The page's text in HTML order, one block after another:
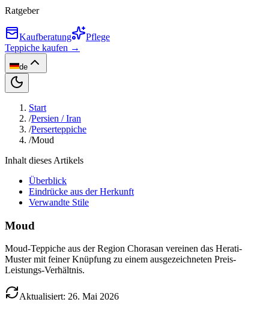
Ratgeber
Kaufberatung
Pflege
Teppiche kaufen →
de
Start
/Persien / Iran
/Perserteppiche
/Moud
Inhalt dieses Artikels
Überblick
Eindrücke aus der Herkunft
Verwandte Stile
Moud
Moud-Teppiche aus der Region Chorasan vereinen das Herati-
Muster mit feiner Knüpfung zu einem ausgezeichneten Preis-
Leistungs-Verhältnis.
Aktualisiert: 26. Mai 2026